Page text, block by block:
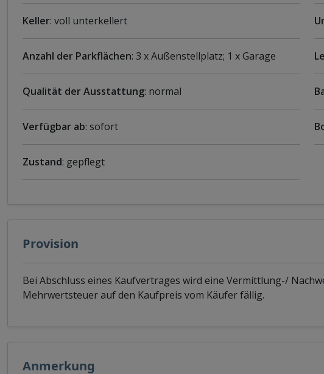
Keller: voll unterkellert
Anzahl der Parkflächen: 3 x Außenstellplatz; 1 x Garage
Qualität der Ausstattung: normal
Verfügbar ab: sofort
Zustand: gepflegt
Provision
Bei Abschluss eines Kaufvertrages wird eine Vermittlung-/
Mehrwertsteuer auf den Kaufpreis vom Käufer fällig.
Anmerkung